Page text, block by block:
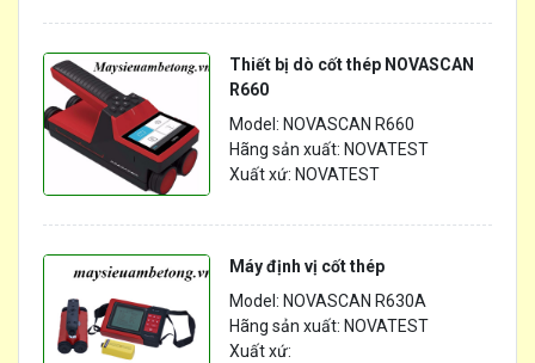
Thiết bị dò cốt thép NOVASCAN
R660
Model: NOVASCAN R660
Hãng sản xuất: NOVATEST
Xuất xứ: NOVATEST
Máy định vị cốt thép
Model: NOVASCAN R630A
Hãng sản xuất: NOVATEST
Xuất xứ: